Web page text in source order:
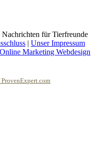
für Tierfreunde
| Unser Impressum
Marketing Webdesign